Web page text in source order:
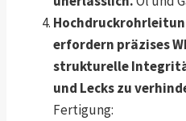
erfordern präzises
strukturelle
und Lecks zu
Fertigung: